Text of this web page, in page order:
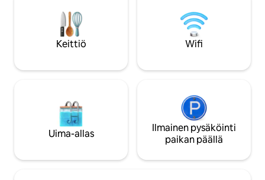
joissa on omat kylpyhuoneet. Ne ovat
tilavia ja mukavia.Olohuoneessa on
moderni sisustus, jossa on suuri televisio,
pehmeä sohva ja ilmastointi
Keittiössä on kaksinkertainen keittiö,
erillinen keittotaso (kaasuliesi,
liesituuletin), joka on täysin varustettu
erilaisiin ruoanlaittotarpeisiin.Huvilassa
on myös oma uima-allas ja yksityinen
kätevää kokemusta varten, olipa
tai etsitkö päiviä,
tällä hetkellä
toiseen
samalla kadulla.
Keittiö Wifi
Uima-allas
Ilmainen pysäköinti
paikan päällä